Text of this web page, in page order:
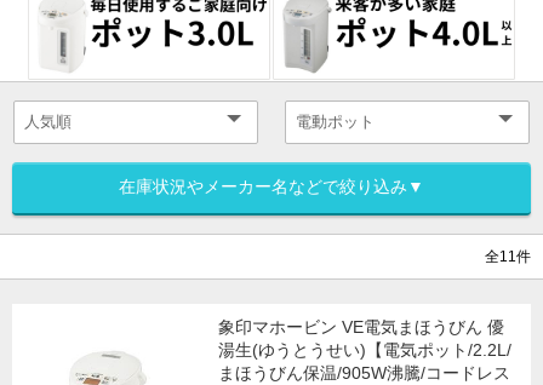
在庫状況やメーカー名などで絞り込み▼
全11件
象印マホービン VE電気まほうびん 優
湯生(ゆうとうせい)【電気ポット/2.2L/
まほうびん保温/905W沸騰/コードレス